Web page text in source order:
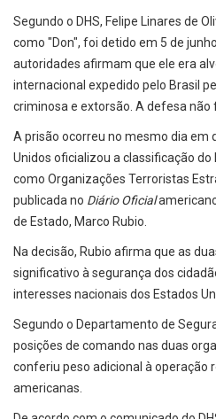
Segundo o DHS, Felipe Linares de
como "Don", foi detido em 5 de
autoridades afirmam que ele era
internacional expedido pelo Brasil
criminosa e extorsão. A defesa não
A prisão ocorreu no mesmo dia em
Unidos oficializou a classificação do
como Organizações Terroristas
publicada no Diário Oficial
de Estado, Marco Rubio.
Na decisão, Rubio afirma que as
significativo à segurança dos
interesses nacionais dos Estados
Segundo o Departamento de
posições de comando nas duas
conferiu peso adicional à operação
americanas.